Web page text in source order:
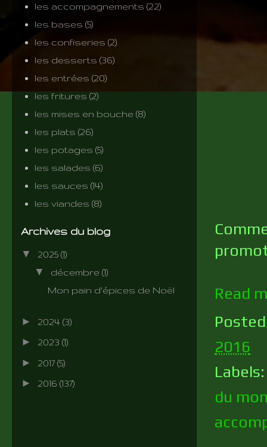
Read
2016
du
les accompagnements (22)
les bases (5)
les confiseries (2)
les desserts (36)
les entrées (20)
les fritures (2)
les mises en bouche (8)
les plats (26)
les potages (5)
les salades (6)
les sauces (14)
les viandes (8)
Archives du blog
▼ 2025 (1)
▼ décembre (1)
Mon pain d'épices de Noël
► 2024 (3)
► 2023 (1)
► 2017 (5)
► 2016 (137)